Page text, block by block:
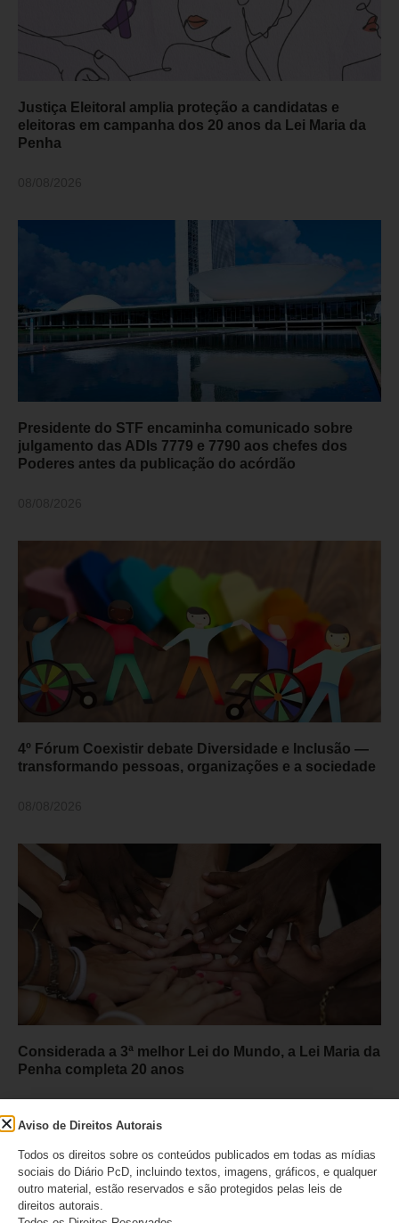
Justiça Eleitoral amplia proteção a candidatas e
eleitoras em campanha dos 20 anos da Lei Maria da
Penha
Presidente do STF encaminha comunicado sobre
julgamento das ADIs 7779 e 7790 aos chefes dos
Poderes antes da publicação do acórdão
4º Fórum Coexistir debate Diversidade e Inclusão —
transformando pessoas, organizações e a sociedade
Considerada a 3ª melhor Lei do Mundo, a Lei Maria da
Penha completa 20 anos
Deixe um comentário
O seu endereço de e-mail não será publicado.
Aviso de Direitos Autorais
Todos os direitos sobre os conteúdos publicados em todas as mídias
sociais do Diário PcD, incluindo textos, imagens, gráficos, e qualquer
outro material, estão reservados e são protegidos pelas leis de
direitos autorais.